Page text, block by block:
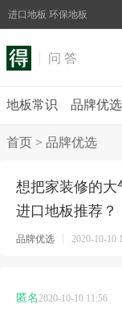
进口地板 环保地板
问 答
地板常识 品牌优选
首页 > 品牌优选
想把家装修的大
进口地板推荐？
品牌优选 2020-10-10
匿名2020-10-10 11:56